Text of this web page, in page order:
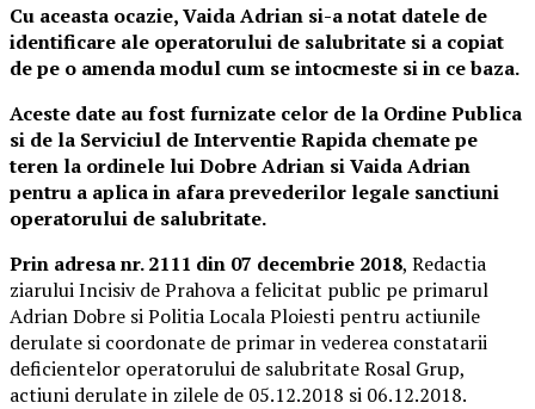
Cu aceasta ocazie, Vaida Adrian si-a notat datele de
identificare ale operatorului de salubritate si a copiat
de pe o amenda modul cum se intocmeste si in ce baza.
Aceste date au fost furnizate celor de la Ordine Publica
si de la Serviciul de Interventie Rapida chemate pe
teren la ordinele lui Dobre Adrian si Vaida Adrian
pentru a aplica in afara prevederilor legale sanctiuni
operatorului de salubritate.
Prin adresa nr. 2111 din 07 decembrie 2018, Redactia
ziarului Incisiv de Prahova a felicitat public pe primarul
Adrian Dobre si Politia Locala Ploiesti pentru actiunile
derulate si coordonate de primar in vederea constatarii
deficientelor operatorului de salubritate Rosal Grup,
actiuni derulate in zilele de 05.12.2018 si 06.12.2018.